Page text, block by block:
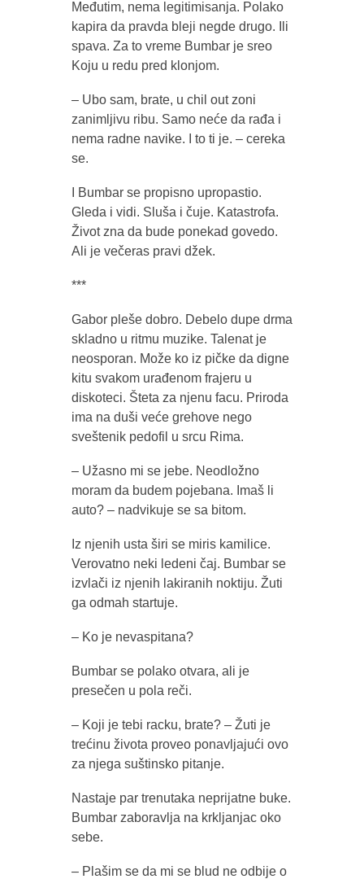
Međutim, nema legitimisanja. Polako
kapira da pravda bleji negde drugo. Ili
spava. Za to vreme Bumbar je sreo
Koju u redu pred klonjom.
– Ubo sam, brate, u chil out zoni
zanimljivu ribu. Samo neće da rađa i
nema radne navike. I to ti je. – cereka
se.
I Bumbar se propisno upropastio.
Gleda i vidi. Sluša i čuje. Katastrofa.
Život zna da bude ponekad govedo.
Ali je večeras pravi džek.
***
Gabor pleše dobro. Debelo dupe drma
skladno u ritmu muzike. Talenat je
neosporan. Može ko iz pičke da digne
kitu svakom urađenom frajeru u
diskoteci. Šteta za njenu facu. Priroda
ima na duši veće grehove nego
sveštenik pedofil u srcu Rima.
– Užasno mi se jebe. Neodložno
moram da budem pojebana. Imaš li
auto? – nadvikuje se sa bitom.
Iz njenih usta širi se miris kamilice.
Verovatno neki ledeni čaj. Bumbar se
izvlači iz njenih lakiranih noktiju. Žuti
ga odmah startuje.
– Ko je nevaspitana?
Bumbar se polako otvara, ali je
presečen u pola reči.
– Koji je tebi racku, brate? – Žuti je
trećinu života proveo ponavljajući ovo
za njega suštinsko pitanje.
Nastaje par trenutaka neprijatne buke.
Bumbar zaboravlja na krkljanjac oko
sebe.
– Plašim se da mi se blud ne odbije o